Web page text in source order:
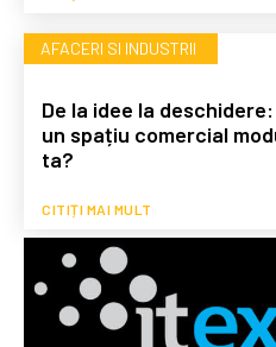
AFACERI SI INDUSTRII
De la idee la
un spațiu comercial
ta?
CITIȚI MAI MULT